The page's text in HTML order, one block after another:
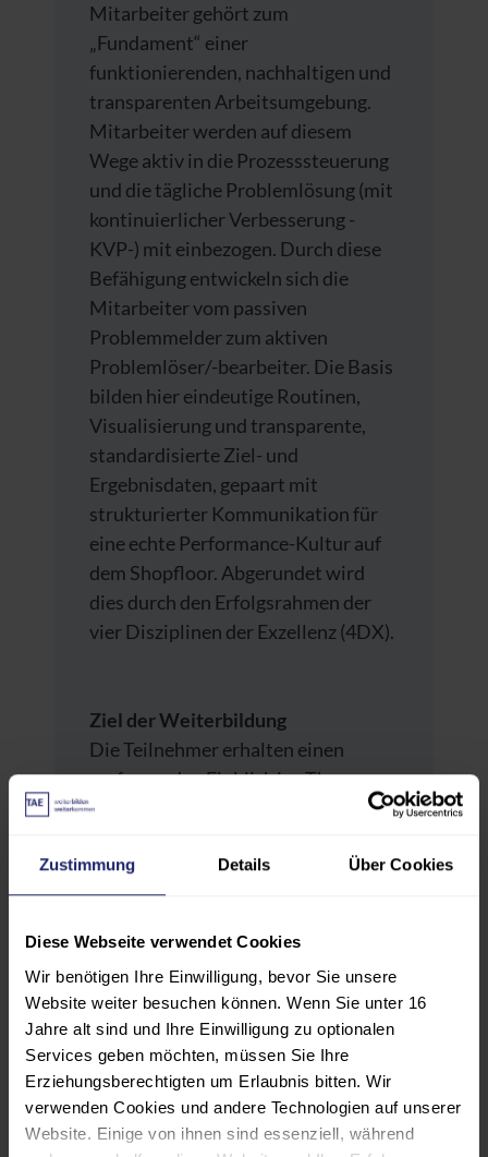
Zustimmung Details Über Cookies
Diese Webseite verwendet Cookies
Wir benötigen Ihre Einwilligung, bevor Sie unsere
Website weiter besuchen können. Wenn Sie unter 16
Jahre alt sind und Ihre Einwilligung zu optionalen
Services geben möchten, müssen Sie Ihre
Erziehungsberechtigten um Erlaubnis bitten. Wir
verwenden Cookies und andere Technologien auf unserer
Website. Einige von ihnen sind essenziell, während
Mitarbeiter gehört zum
„Fundament“ einer
funktionierenden, nachhaltigen und
transparenten Arbeitsumgebung.
Mitarbeiter werden auf diesem
Wege aktiv in die Prozesssteuerung
und die tägliche Problemlösung (mit
kontinuierlicher Verbesserung -
KVP-) mit einbezogen. Durch diese
Befähigung entwickeln sich die
Mitarbeiter vom passiven
Problemmelder zum aktiven
Problemlöser/-bearbeiter. Die Basis
bilden hier eindeutige Routinen,
Visualisierung und transparente,
standardisierte Ziel- und
Ergebnisdaten, gepaart mit
strukturierter Kommunikation für
eine echte Performance-Kultur auf
dem Shopfloor. Abgerundet wird
dies durch den Erfolgsrahmen der
vier Disziplinen der Exzellenz (4DX).
Ziel der Weiterbildung
Die Teilnehmer erhalten einen
umfassenden Einblick ins Thema
Shopfloor Management. Der Fokus
„Kennzahlen“ und „Visualisierung“,
um zeitnah nachhaltige Erfolge für
können. Die Zielsetzung ist klar:
„weg von unstrukturierten
schwarzen Brettern", hin zu
aussagekräftigen Team-Boards mit
entsprechenden kaskadierbaren
Kommunikationsrunden – von der
Basis bis zur Geschäftsführung.